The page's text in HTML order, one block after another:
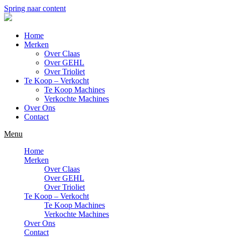
Spring naar content
Home
Merken
Over Claas
Over GEHL
Over Trioliet
Te Koop – Verkocht
Te Koop Machines
Verkochte Machines
Over Ons
Contact
Menu
Home
Merken
Over Claas
Over GEHL
Over Trioliet
Te Koop – Verkocht
Te Koop Machines
Verkochte Machines
Over Ons
Contact